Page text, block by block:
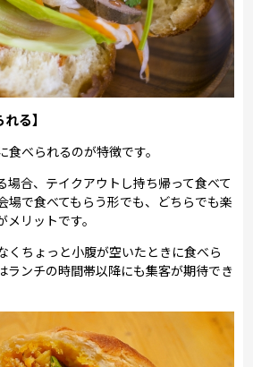
る】
べられるのが特徴です。
場合、テイクアウトし持ち帰って食べて
場で食べてもらう形でも、どちらでも楽
リットです。
くちょっと小腹が空いたときに食べら
ランチの時間帯以降にも集客が期待でき